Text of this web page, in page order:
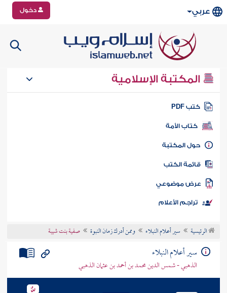
عربي دخول
المكتبة الإسلامية
كتب PDF
كتاب الأمة
المكتبة
الكتب
موضوعي
تراجم الأعلام
الرئيسية سير أعلام النبلاء وممن أدرك زمان النبوة صفية بنت شيبة
سير أعلام النبلاء
الذهبي - شمس الدين محمد بن أحمد بن عثمان الذهبي